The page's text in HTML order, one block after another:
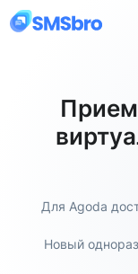
Для Agoda
Новый